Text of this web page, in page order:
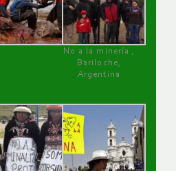
No a la minería ,
Bariloche,
Argentina